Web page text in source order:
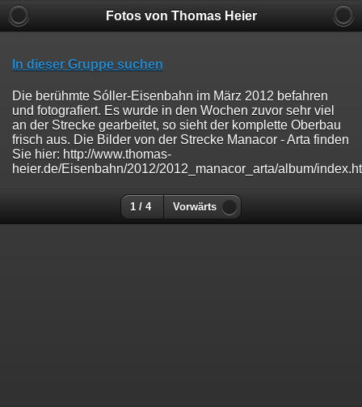
Fotos von Thomas Heier
In dieser Gruppe suchen
Die berühmte Sóller-Eisenbahn im März 2012 befahren
und fotografiert. Es wurde in den Wochen zuvor sehr viel
an der Strecke gearbeitet, so sieht der komplette Oberbau
frisch aus. Die Bilder von der Strecke Manacor - Arta finden
Sie hier: http://www.thomas-
heier.de/Eisenbahn/2012/2012_manacor_arta/album/
1 / 4 Vorwärts